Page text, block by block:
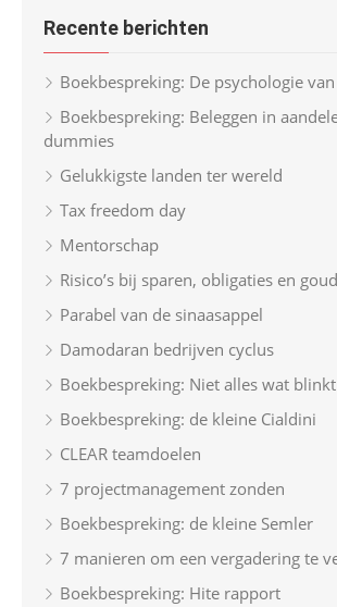
c
f
o
r
:
Recente berichten
Boekbespreking: De psychologie
Boekbespreking: Beleggen in
dummies
Gelukkigste landen ter wereld
Tax freedom day
Mentorschap
Risico’s bij sparen, obligaties en goud
Parabel van de sinaasappel
Damodaran bedrijven cyclus
Boekbespreking: Niet alles wat
Boekbespreking: de kleine Cialdini
CLEAR teamdoelen
7 projectmanagement zonden
Boekbespreking: de kleine Semler
7 manieren om een vergadering te
Boekbespreking: Hite rapport